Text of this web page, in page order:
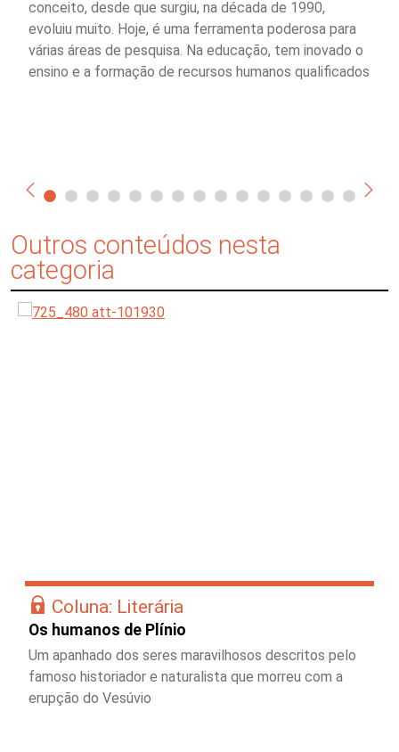
conceito, desde que surgiu, na década de 1990,
evoluiu muito. Hoje, é uma ferramenta poderosa para
várias áreas de pesquisa. Na educação, tem inovado o
ensino e a formação de recursos humanos qualificados
Outros conteúdos nesta
categoria
Coluna: Literária
Os humanos de Plínio
Um apanhado dos seres maravilhosos descritos pelo
famoso historiador e naturalista que morreu com a
erupção do Vesúvio